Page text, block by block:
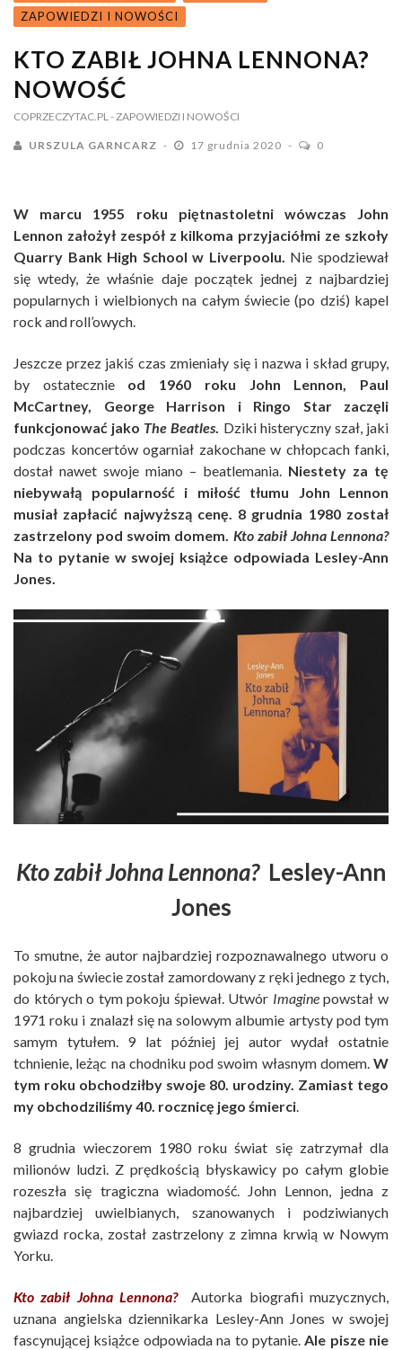
ZAPOWIEDZI I NOWOŚCI
KTO ZABIŁ JOHNA LENNONA?
NOWOŚĆ
COPRZECZYTAC.PL - ZAPOWIEDZI I NOWOŚCI
URSZULA GARNCARZ 17 grudnia 2020 0
W marcu 1955 roku piętnastoletni wówczas John
Lennon założył zespół z kilkoma przyjaciółmi ze szkoły
Quarry Bank High School w Liverpoolu. Nie spodziewał
się wtedy, że właśnie daje początek jednej z najbardziej
popularnych i wielbionych na całym świecie (po dziś) kapel
rock and roll’owych.
Jeszcze przez jakiś czas zmieniały się i nazwa i skład grupy,
by ostatecznieod 1960 roku John Lennon, Paul
McCartney, George Harrison i Ringo Star zaczęli
funkcjonować jako The Beatles. Dziki histeryczny szał, jaki
podczas koncertów ogarniał zakochane w chłopcach fanki,
dostał nawet swoje miano – beatlemania. Niestety za tę
niebywałą popularność i miłość tłumu John Lennon
musiał zapłacić najwyższą cenę. 8 grudnia 1980 został
zastrzelony pod swoim domem. Kto zabił Johna Lennona?
Na to pytanie w swojej książce odpowiada Lesley-Ann
Jones.
Kto zabił Johna Lennona?Lesley-Ann
Jones
To smutne, że autor najbardziej rozpoznawalnego utworu o
pokoju na świecie został zamordowany z ręki jednego z tych,
do których o tym pokoju śpiewał. Utwór Imaginepowstał w
1971 roku i znalazł się na solowym albumie artysty pod tym
samym tytułem. 9 lat później jej autor wydał ostatnie
tchnienie, leżąc na chodniku pod swoim własnym domem. W
tym roku obchodziłby swoje 80. urodziny. Zamiast tego
my obchodziliśmy 40. rocznicę jego śmierci.
8 grudnia wieczorem 1980 roku świat się zatrzymał dla
milionów ludzi. Z prędkością błyskawicy po całym globie
rozeszła się tragiczna wiadomość. John Lennon, jedna z
najbardziej uwielbianych, szanowanych i podziwianych
gwiazd rocka, został zastrzelony z zimna krwią w Nowym
Yorku.
Kto zabił Johna Lennona?Autorka biografii muzycznych,
uznana angielska dziennikarka Lesley-Ann Jones w swojej
fascynującej książce odpowiada na to pytanie.Ale pisze nie